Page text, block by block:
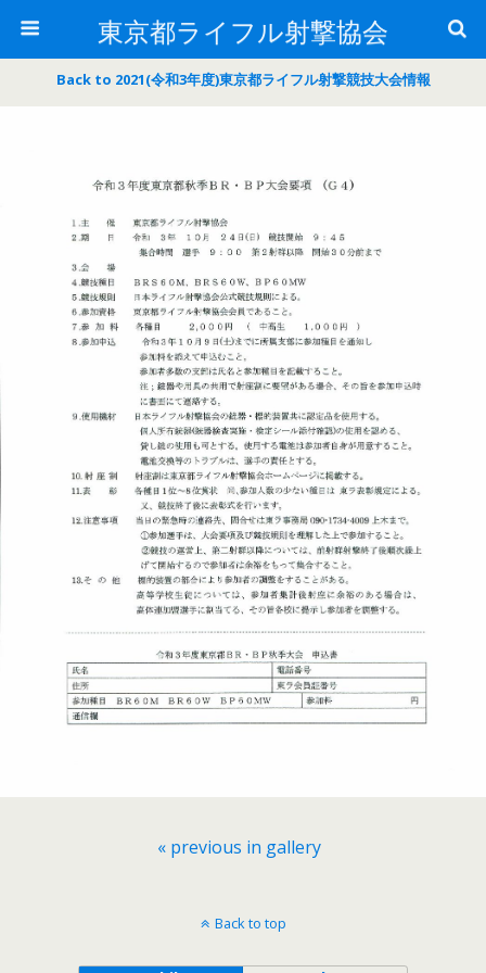
東京都ライフル射撃協会
Back to 2021(令和3年度)東京都ライフル射撃競技大会情報
« previous in gallery
Back to top